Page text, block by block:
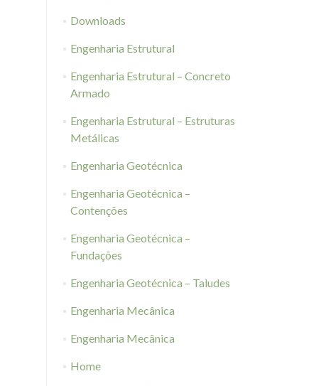
Downloads
Engenharia Estrutural
Engenharia Estrutural – Concreto
Armado
Engenharia Estrutural – Estruturas
Metálicas
Engenharia Geotécnica
Engenharia Geotécnica –
Contenções
Engenharia Geotécnica –
Fundações
Engenharia Geotécnica – Taludes
Engenharia Mecânica
Engenharia Mecânica
Home